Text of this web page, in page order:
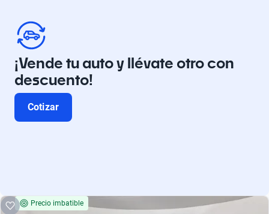
¡Vende tu auto y llévate otro con
descuento!
Cotizar
Precio imbatible